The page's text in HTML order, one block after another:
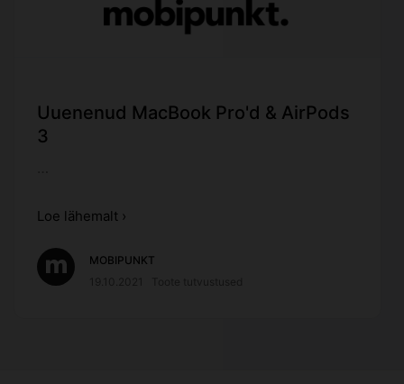
Uuenenud MacBook Pro'd & AirPods
3
Loe lähemalt ›
MOBIPUNKT